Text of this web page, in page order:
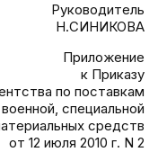
Руководитель
Н.СИНИКОВА
Приложение
к Приказу
по поставкам
специальной
средств
от 12 июля 2010 г. N 2